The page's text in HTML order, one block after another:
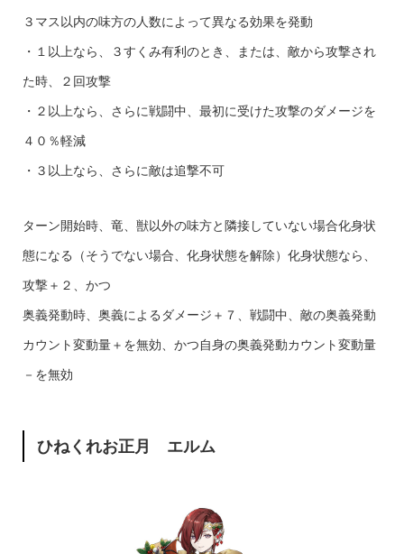
３マス以内の味方の人数によって異なる効果を発動
・１以上なら、３すくみ有利のとき、または、敵から攻撃され
た時、２回攻撃
・２以上なら、さらに戦闘中、最初に受けた攻撃のダメージを
４０％軽減
・３以上なら、さらに敵は追撃不可
ターン開始時、竜、獣以外の味方と隣接していない場合化身状
態になる（そうでない場合、化身状態を解除）化身状態なら、
攻撃＋２、かつ
奥義発動時、奥義によるダメージ＋７、戦闘中、敵の奥義発動
カウント変動量＋を無効、かつ自身の奥義発動カウント変動量
－を無効
ひねくれお正月 エルム